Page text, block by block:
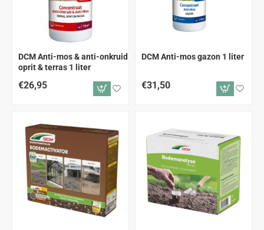
DCM Anti-mos & anti-onkruid
oprit & terras 1 liter
€26,95
DCM Anti-mos gazon 1 liter
€31,50